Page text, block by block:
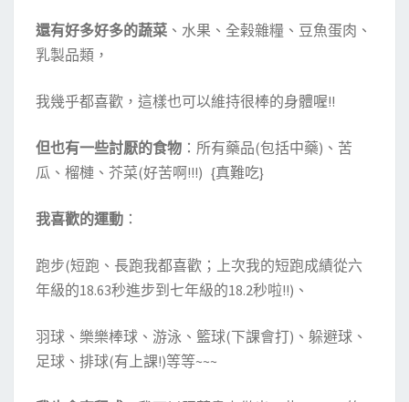
還有好多好多的蔬菜 、水果、全榖雜糧、豆魚蛋肉、
乳製品類，
我幾乎都喜歡，這樣也可以維持很棒的身體喔!!
但也有一些討厭的食物 ：所有藥品(包括中藥)、苦
瓜、榴槤、芥菜(好苦啊!!!) {真難吃}
我喜歡的運動 ：
跑步(短跑、長跑我都喜歡；上次我的短跑成績從六
年級的18.63秒進步到七年級的18.2秒啦!!)、
羽球、樂樂棒球、游泳、籃球(下課會打)、躲避球、
足球、排球(有上課!)等等~~~